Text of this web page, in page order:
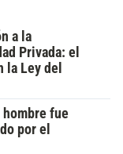
a la
Privada: el
la Ley del
fue
por el